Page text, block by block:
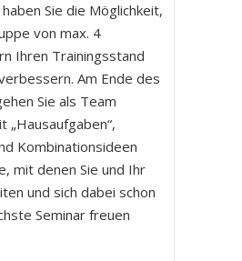
Sie die Möglichkeit,
von max. 4
Ihren Trainingsstand
Am Ende des
Sie als Team
„Hausaufgaben“,
Kombinationsideen
mit denen Sie und Ihr
und sich dabei schon
Seminar freuen